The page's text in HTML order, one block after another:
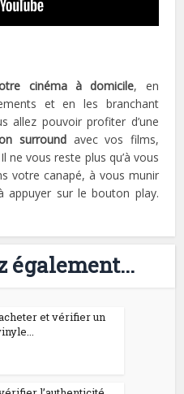
cinéma à domicile, en
et en les branchant
allez pouvoir profiter d’une
surroundavec vos films,
ne vous reste plus qu’à vous
votre canapé, à vous munir
appuyer sur le bouton play.
également...
et vérifier un